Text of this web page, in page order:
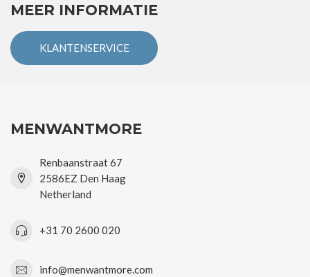
MEER INFORMATIE
KLANTENSERVICE
MENWANTMORE
Renbaanstraat 67
2586EZ Den Haag
Netherland
+31 70 2600 020
info@menwantmore.com